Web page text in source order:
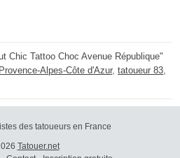
Chic Tattoo Choc Avenue République"
Alpes-Côte d'Azur, tatoueur 83,
des tatoueurs en France
Tatouer.net